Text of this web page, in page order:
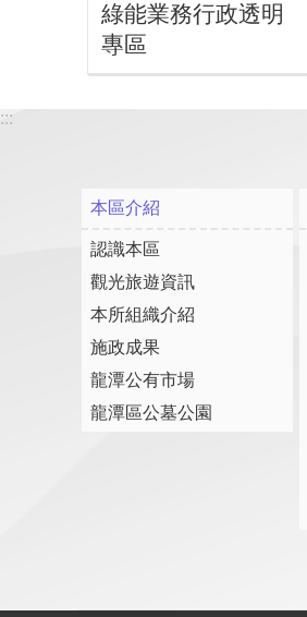
綠能業務行政透明
專區
:::
本區介紹
認識本區
觀光旅遊資訊
本所組織介紹
施政成果
龍潭公有市場
龍潭區公墓公園